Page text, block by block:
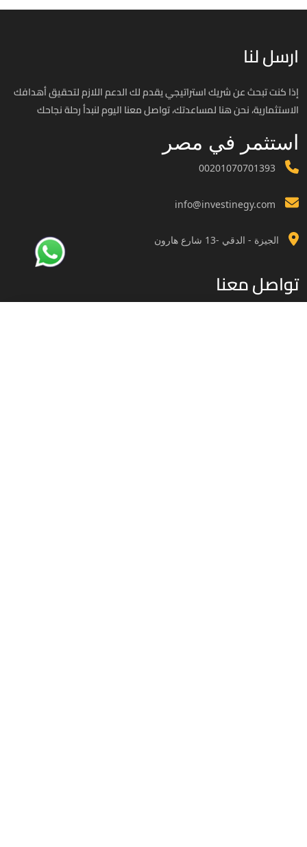
ارسل لنا
إذا كنت تبحث عن شريك استراتيجي يقدم لك الدعم اللازم لتحقيق أهدافك
الاستثمارية، نحن هنا لمساعدتك، تواصل معنا اليوم لنبدأ رحلة نجاحك
استثمر في مصر
00201070701393
info@investinegy.com
الجيزة - الدقي -13 شارع هارون
تواصل معنا